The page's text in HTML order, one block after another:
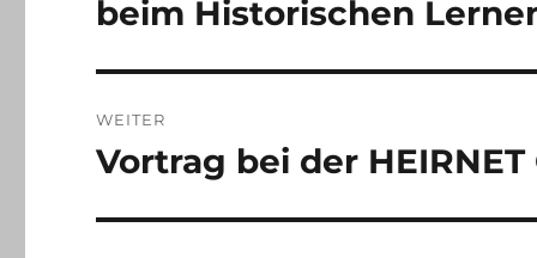
beim Historischen
WEITER
Nächster
Vortrag bei der